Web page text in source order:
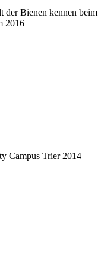
der Bienen kennen beim
2016
Campus Trier 2014